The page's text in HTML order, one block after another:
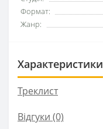
Формат:
Жанр:
Характеристики
Треклист
Відгуки (0)